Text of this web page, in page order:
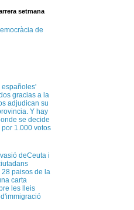
setmana
de
españoles'
gracias a la
adjudican su
Y hay
se decide
1.000 votos
deCeuta i
paisos de la
carta
les lleis